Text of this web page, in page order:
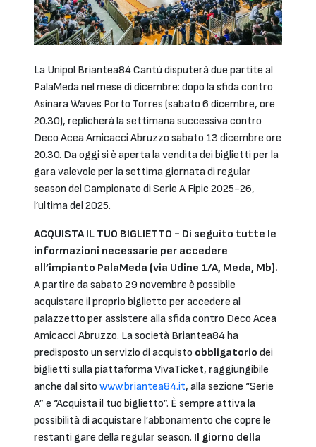
La Unipol Briantea84 Cantù disputerà due partite al
PalaMeda nel mese di dicembre: dopo la sfida contro
Asinara Waves Porto Torres (sabato 6 dicembre, ore
20.30), replicherà la settimana successiva contro
Deco Acea Amicacci Abruzzo sabato 13 dicembre ore
20.30. Da oggi si è aperta la vendita dei biglietti per la
gara valevole per la settima giornata di regular
season del Campionato di Serie A Fipic 2025-26,
l’ultima del 2025.
ACQUISTA IL TUO BIGLIETTO - Di seguito tutte le
informazioni necessarie per accedere
all’impianto PalaMeda (via Udine 1/A, Meda, Mb).
A partire da sabato 29 novembre è possibile
acquistare il proprio biglietto per accedere al
palazzetto per assistere alla sfida contro Deco Acea
Amicacci Abruzzo. La società Briantea84 ha
predisposto un servizio di acquisto obbligatorio dei
biglietti sulla piattaforma VivaTicket, raggiungibile
anche dal sito www.briantea84.it, alla sezione “Serie
A” e “Acquista il tuo biglietto”. È sempre attiva la
possibilità di acquistare l’abbonamento che copre le
restanti gare della regular season. Il giorno della